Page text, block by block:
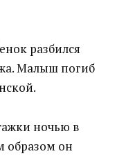
разбился
Малыш погиб
ночью в
образом он